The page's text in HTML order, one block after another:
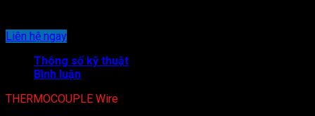
Liên hệ ngay
Thông số kỹ thuật
Bình luận
THERMOCOUPLE Wire